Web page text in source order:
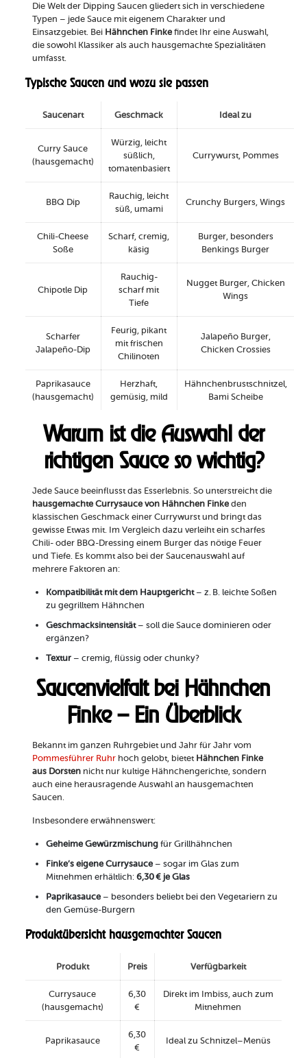
Die Welt der Dipping Saucen gliedert sich in verschiedene
Typen – jede Sauce mit eigenem Charakter und
Einsatzgebiet. Bei Hähnchen Finkefindet Ihr eine Auswahl,
die sowohl Klassiker als auch hausgemachte Spezialitäten
umfasst.
Typische Saucen und wozu sie passen
Saucenart Geschmack Ideal zu
Curry Sauce
(hausgemacht)
Würzig, leicht
süßlich,
tomatenbasiert
Currywurst, Pommes
BBQ Dip
Rauchig, leicht
süß, umami
Crunchy Burgers, Wings
Chili-Cheese
Soße
Scharf, cremig,
käsig
Burger, besonders
Benkings Burger
Chipotle Dip
Rauchig-
scharf mit
Tiefe
Nugget Burger, Chicken
Wings
Scharfer
Jalapeño-Dip
Feurig, pikant
mit frischen
Chilinoten
Jalapeño Burger,
Chicken Crossies
Paprikasauce
(hausgemacht)
Herzhaft,
gemüsig, mild
Hähnchenbrustschnitzel,
Bami Scheibe
Warum ist die Auswahl der
richtigen Sauce so wichtig?
Jede Sauce beeinflusst das Esserlebnis. So unterstreicht die
hausgemachte Currysauce von Hähnchen Finkeden
klassischen Geschmack einer Currywurst und bringt das
gewisse Etwas mit. Im Vergleich dazu verleiht ein scharfes
Chili- oder BBQ-Dressing einem Burger das nötige Feuer
und Tiefe. Es kommt also bei der Saucenauswahl auf
mehrere Faktoren an:
Kompatibilität mit dem Hauptgericht– z. B. leichte Soßen
zu gegrilltem Hähnchen
Geschmacksintensität– soll die Sauce dominieren oder
ergänzen?
Textur– cremig, flüssig oder chunky?
Saucenvielfalt bei Hähnchen
Finke – Ein Überblick
Bekannt im ganzen Ruhrgebiet und Jahr für Jahr vom
Pommesführer Ruhrhoch gelobt, bietet Hähnchen Finke
aus Dorstennicht nur kultige Hähnchengerichte, sondern
auch eine herausragende Auswahl an hausgemachten
Saucen.
Insbesondere erwähnenswert:
Geheime Gewürzmischungfür Grillhähnchen
Finke’s eigene Currysauce– sogar im Glas zum
Mitnehmen erhältlich: 6,30 € je Glas
Paprikasauce– besonders beliebt bei den Vegetariern zu
den Gemüse-Burgern
Produktübersicht hausgemachter Saucen
Produkt Preis Verfügbarkeit
Currysauce
(hausgemacht)
6,30
€
Direkt im Imbiss, auch zum
Mitnehmen
Paprikasauce
6,30
€
Ideal zu Schnitzel–Menüs